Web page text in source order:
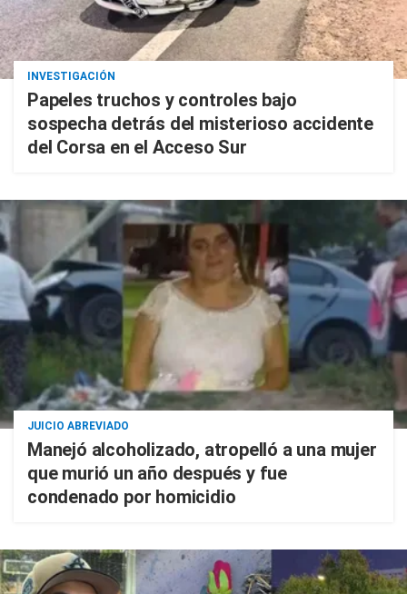
INVESTIGACIÓN
Papeles truchos y controles bajo
sospecha detrás del misterioso accidente
del Corsa en el Acceso Sur
JUICIO ABREVIADO
Manejó alcoholizado, atropelló a una mujer
que murió un año después y fue
condenado por homicidio